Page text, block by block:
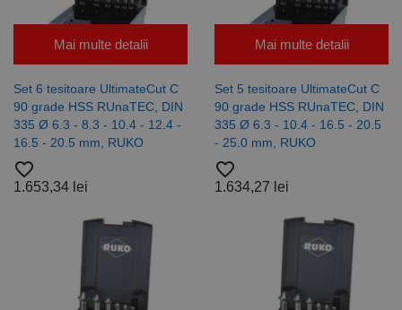
Mai multe detalii
Set 6 tesitoare UltimateCut C
90 grade HSS RUnaTEC, DIN
335 Ø 6.3 - 8.3 - 10.4 - 12.4 -
16.5 - 20.5 mm, RUKO
favorite_border
1.653,34 lei
Mai multe detalii
Set 5 tesitoare UltimateCut C
90 grade HSS RUnaTEC, DIN
335 Ø 6.3 - 10.4 - 16.5 - 20.5
- 25.0 mm, RUKO
favorite_border
1.634,27 lei